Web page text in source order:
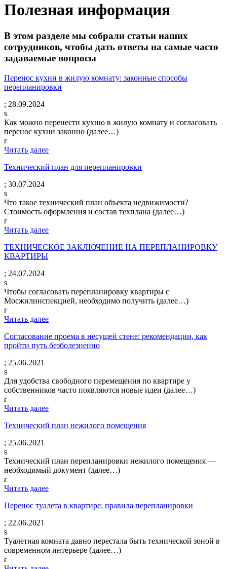
Полезная информация
В этом разделе мы собрали статьи наших
сотрудников, чтобы дать ответы на самые часто
задаваемые вопросы
Перенос кухни в жилую комнату: законные способы
перепланировки
; 28.09.2024
s
Как можно перенести кухню в жилую комнату и согласовать
перенос кухни законно (далее…)
r
Читать далее
Технический план для перепланировки
; 30.07.2024
s
Что такое технический план объекта недвижимости?
Стоимость оформления и состав техплана (далее…)
r
Читать далее
ТЕХНИЧЕСКОЕ ЗАКЛЮЧЕНИЕ НА ПЕРЕПЛАНИРОВКУ
КВАРТИРЫ
; 24.07.2024
s
Чтобы согласовать перепланировку квартиры с
Мосжилинспекцией, необходимо получить (далее…)
r
Читать далее
Согласование проема в несущей стене: рекомендации, как
пройти путь безболезненно
; 25.06.2021
s
Для удобства свободного перемещения по квартире у
собственников часто появляются новые идеи (далее…)
r
Читать далее
Технический план нежилого помещения
; 25.06.2021
s
Технический план перепланировки нежилого помещения —
необходимый документ (далее…)
r
Читать далее
Перенос туалета в квартире: правила перепланировки
; 22.06.2021
s
Туалетная комната давно перестала быть технической зоной в
современном интерьере (далее…)
r